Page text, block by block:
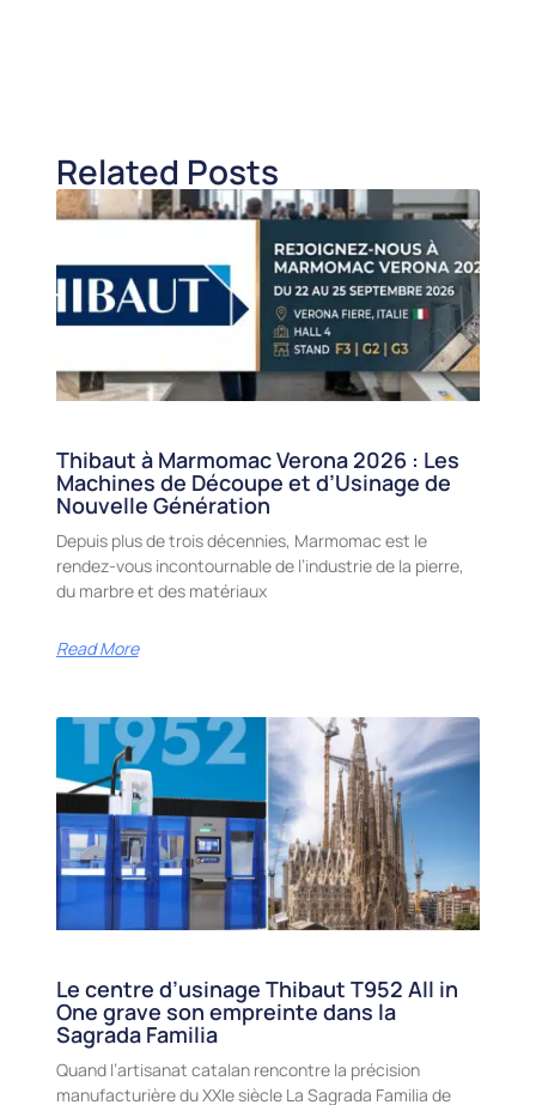
Related Posts
Thibaut à Marmomac Verona 2026 : Les
Machines de Découpe et d’Usinage de
Nouvelle Génération
Depuis plus de trois décennies, Marmomac est le
rendez-vous incontournable de l’industrie de la pierre,
du marbre et des matériaux
Read More
Le centre d’usinage Thibaut T952 All in
One grave son empreinte dans la
Sagrada Familia
Quand l’artisanat catalan rencontre la précision
manufacturière du XXIe siècle La Sagrada Familia de